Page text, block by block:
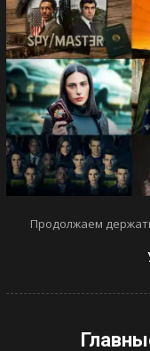
Продолжаем